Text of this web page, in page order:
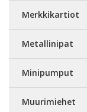
Merkkikartiot
Metallinipat
Minipumput
Muurimiehet